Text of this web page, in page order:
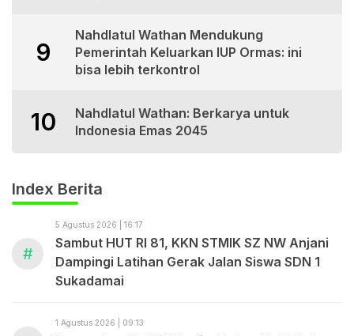
9
Nahdlatul Wathan Mendukung
Pemerintah Keluarkan IUP Ormas: ini
bisa lebih terkontrol
10
Nahdlatul Wathan: Berkarya untuk
Indonesia Emas 2045
Index Berita
#
5 Agustus 2026 | 16:17
Sambut HUT RI 81, KKN STMIK SZ NW Anjani
Dampingi Latihan Gerak Jalan Siswa SDN 1
Sukadamai
1 Agustus 2026 | 09:13